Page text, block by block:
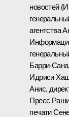
новостей
агентства
Барри-
Идриси
Анис,
Пресс
печати